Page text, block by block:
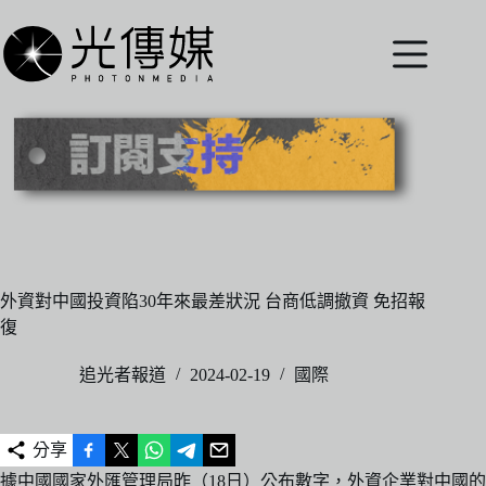
至
主
內
外資對中國投資陷30年來最差狀況 台商低調撤資 免招報
復
追光者報道 2024-02-19 國際
分享
據中國國家外匯管理局昨（18日）公布數字，外資企業對中國的